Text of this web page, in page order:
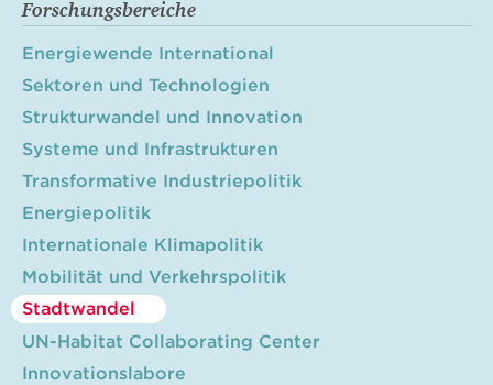
Forschungsbereiche
Energiewende International
Sektoren und Technologien
Strukturwandel und Innovation
Systeme und Infrastrukturen
Transformative Industriepolitik
Energiepolitik
Internationale Klimapolitik
Mobilität und Verkehrspolitik
Stadtwandel
UN-Habitat Collaborating Center
Innovationslabore